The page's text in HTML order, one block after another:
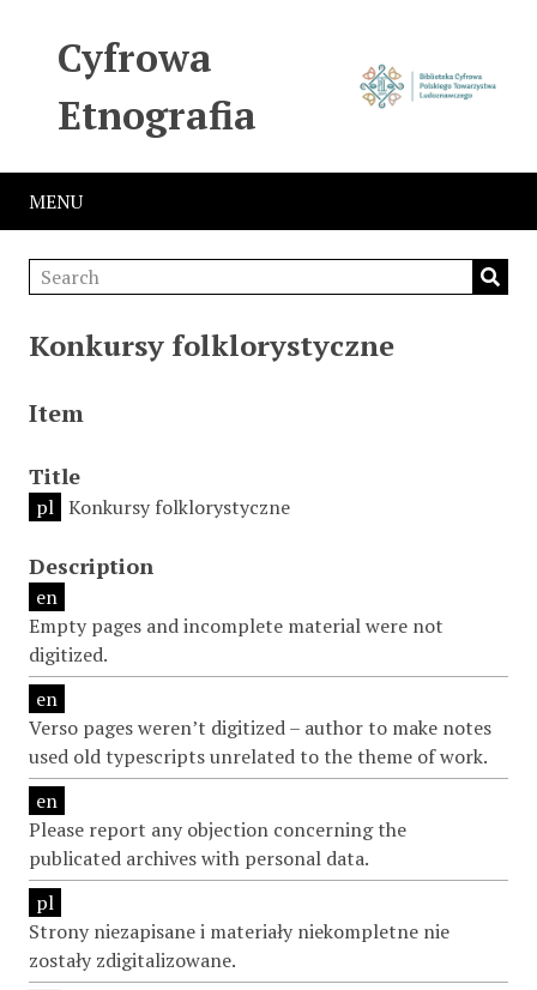
Cyfrowa
Etnografia
MENU
Konkursy folklorystyczne
Item
Title
pl Konkursy folklorystyczne
Description
en
Empty pages and incomplete material were not
digitized.
en
Verso pages weren’t digitized – author to make notes
used old typescripts unrelated to the theme of work.
en
Please report any objection concerning the
publicated archives with personal data.
pl
Strony niezapisane i materiały niekompletne nie
zostały zdigitalizowane.